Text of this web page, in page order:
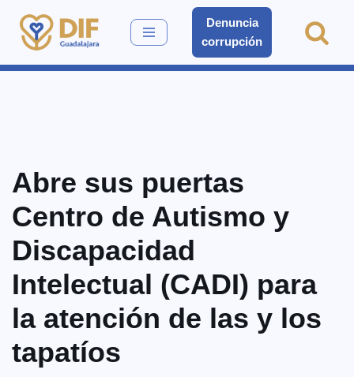
Saltar
Denuncia
corrupción
Abre sus puertas
Centro de Autismo y
Discapacidad
Intelectual (CADI) para
la atención de las y los
tapatíos